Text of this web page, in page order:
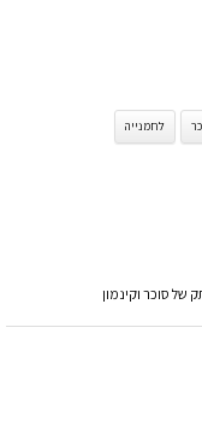
לחמנייה
של סוכר וקינמון